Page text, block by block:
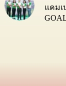
แคมเ